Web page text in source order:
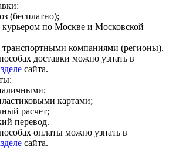
(бесплатно);
курьером по Москве и Московской
транспортными компаниями (регионы).
доставки можно узнать в
сайта.
картами;
расчет;
перевод.
оплаты можно узнать в
сайта.